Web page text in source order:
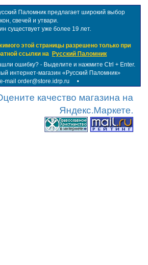
Паломник предлагает широкий выбор
свечей и утвари.
существует уже более 19 лет.
этой страницы разрешено только при
ссылки на Русский Паломник
ошибку? - Выделите и нажмите Ctrl + Enter.
интернет-магазин «Русский Паломник»
e-mail order@store.idrp.ru •